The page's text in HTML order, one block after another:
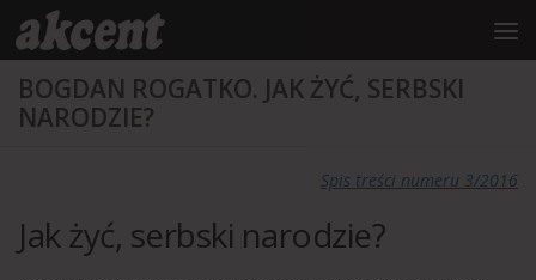
treści
Przejdź do treści
BOGDAN ROGATKO. JAK ŻYĆ, SERBSKI
NARODZIE?
Spis treści numeru 3/2016
Jak żyć, serbski narodzie?